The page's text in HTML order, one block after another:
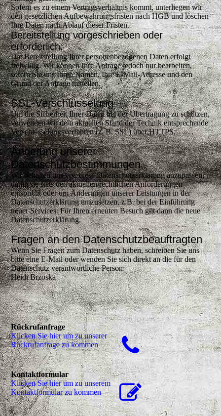
Sofern es zu einem Vertragsverhältnis kommt, unterliegen wir
den gesetzlichen Aufbewahrungsfristen nach HGB und löschen
Ihre Daten nach Ablauf dieser Fristen.
Bereitstellung vorgeschrieben oder
erforderlich:
Die Bereitstellung Ihrer personenbezogenen Daten erfolgt
freiwillig. Wir können Ihre Anfrage jedoch nur bearbeiten,
sofern Sie uns Ihren Namen, Ihre E-Mail-Adresse und den
Grund der Anfrage mitteilen.
SSL-Verschlüsselung
Um die Sicherheit Ihrer Daten bei der Übertragung zu schützen,
verwenden wir dem aktuellen Stand der Technik entsprechende
Verschlüsselungsverfahren (z. B. SSL) über HTTPS.
Änderung unserer
Datenschutzbestimmungen
Wir behalten uns vor, diese Datenschutzerklärung anzupassen,
damit sie stets den aktuellen rechtlichen Anforderungen
entspricht oder um Änderungen unserer Leistungen in der
Datenschutzerklärung umzusetzen, z.B. bei der Einführung
neuer Services. Für Ihren erneuten Besuch gilt dann die neue
Datenschutzerklärung.
Fragen an den Datenschutzbeauftragten
Wenn Sie Fragen zum Datenschutz haben, schreiben Sie uns
bitte eine E-Mail oder wenden Sie sich direkt an die für den
Datenschutz verantwortliche Person:
Heidi Brzoska
Rückrufanfrage
Klicken Sie hier um zu unserer
Rückrufanfrage zu kommen
Kontaktformular
Klicken Sie hier um zu unserem
Kon­takt­for­mu­lar zu kommen